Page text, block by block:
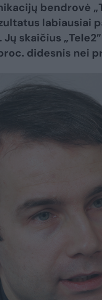
bendrovė
labiausiai
skaičius
didesnis nei